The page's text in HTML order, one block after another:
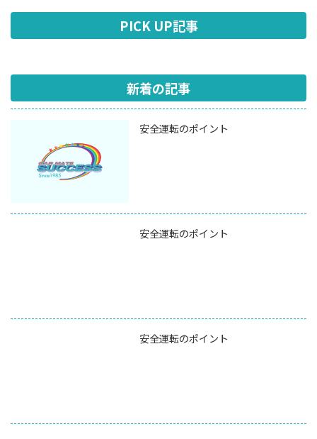
PICK UP記事
新着の記事
安全運転のポイント
安全運転のポイント
安全運転のポイント